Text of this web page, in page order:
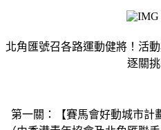
北角匯號召各路運動健將！活
逐關挑
第一關：【賽馬會好動城市計